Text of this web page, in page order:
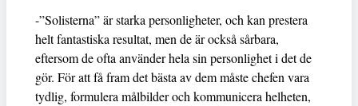
-”Solisterna” är starka personligheter, och kan prestera
helt fantastiska resultat, men de är också sårbara,
eftersom de ofta använder hela sin personlighet i det de
gör. För att få fram det bästa av dem måste chefen vara
tydlig, formulera målbilder och kommunicera helheten,